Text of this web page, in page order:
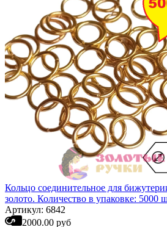
Кольцо соединительное для
золото. Количество в упаковке: 5000
Артикул: 6842
2000.00 руб